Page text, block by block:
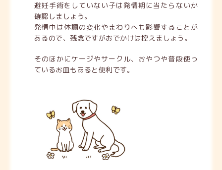
避妊手術をしていない子は発情期に当たらないか
確認しましょう。
発情中は体調の変化やまわりへも影響することが
あるので、残念ですがおでかけは控えましょう。
そのほかにケージやサークル、おやつや普段使っ
ているお皿もあると便利です。